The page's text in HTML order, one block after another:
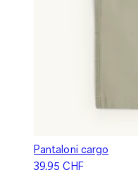
Pantaloni cargo
39.95 CHF